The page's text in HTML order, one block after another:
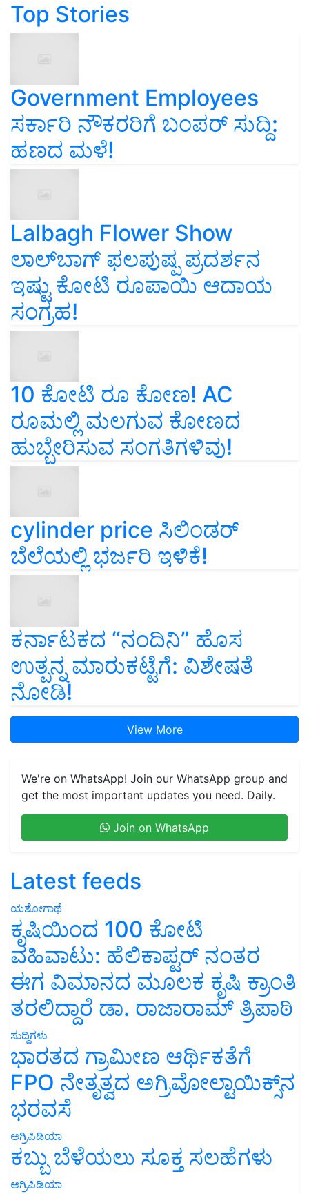
Top Stories
Government Employees
ಸರ್ಕಾರಿ ನೌಕರರಿಗೆ ಬಂಪರ್‌ ಸುದ್ದಿ:
ಹಣದ ಮಳೆ!
Lalbagh Flower Show
ಲಾಲ್‌ಬಾಗ್ ಫಲಪುಷ್ಪ ಪ್ರದರ್ಶನ
ಇಷ್ಟು ಕೋಟಿ ರೂಪಾಯಿ ಆದಾಯ
ಸಂಗ್ರಹ!
10 ಕೋಟಿ ರೂ ಕೋಣ! AC
ರೂಮಲ್ಲಿ ಮಲಗುವ ಕೋಣದ
ಹುಬ್ಬೇರಿಸುವ ಸಂಗತಿಗಳಿವು!
cylinder price ಸಿಲಿಂಡರ್‌
ಬೆಲೆಯಲ್ಲಿ ಭರ್ಜರಿ ಇಳಿಕೆ!
ಕರ್ನಾಟಕದ “ನಂದಿನಿ” ಹೊಸ
ಉತ್ಪನ್ನ ಮಾರುಕಟ್ಟೆಗೆ: ವಿಶೇಷತೆ
ನೋಡಿ!
View More
We're on WhatsApp! Join our WhatsApp group and
get the most important updates you need. Daily.
Join on WhatsApp
Latest feeds
ಯಶೋಗಾಥೆ
ಕೃಷಿಯಿಂದ 100 ಕೋಟಿ
ವಹಿವಾಟು: ಹೆಲಿಕಾಪ್ಟರ್ ನಂತರ
ಈಗ ವಿಮಾನದ ಮೂಲಕ ಕೃಷಿ ಕ್ರಾಂತಿ
ತರಲಿದ್ದಾರೆ ಡಾ. ರಾಜಾರಾಮ್ ತ್ರಿಪಾಠಿ
ಸುದ್ದಿಗಳು
ಭಾರತದ ಗ್ರಾಮೀಣ ಆರ್ಥಿಕತೆಗೆ
FPO ನೇತೃತ್ವದ ಅಗ್ರಿವೋಲ್ಟಾಯಿಕ್ಸ್‌ನ
ಭರವಸೆ
ಅಗ್ರಿಪಿಡಿಯಾ
ಕಬ್ಬು ಬೆಳೆಯಲು ಸೂಕ್ತ ಸಲಹೆಗಳು
ಅಗ್ರಿಪಿಡಿಯಾ